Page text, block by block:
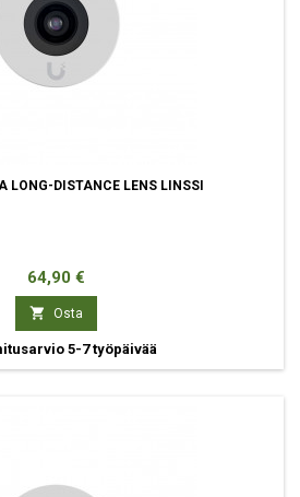
LONG-DISTANCE LENS LINSSI
Hinta
64,90 €
 Osta
5-7 työpäivää